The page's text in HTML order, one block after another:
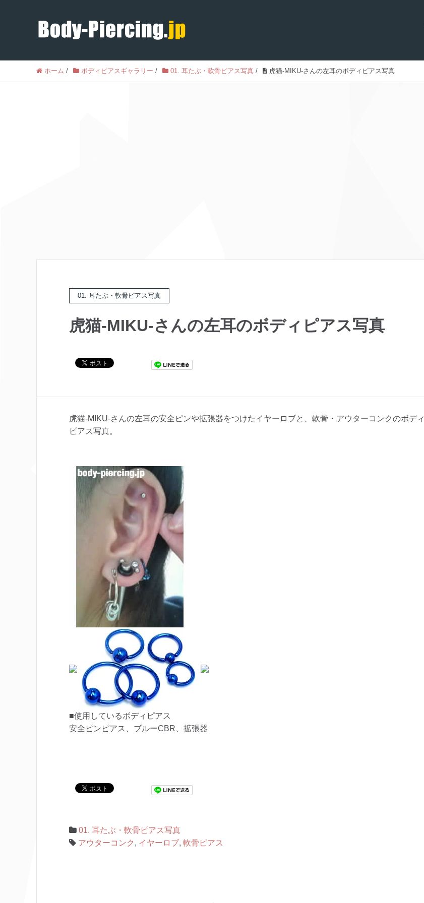
ホーム / ボディピアスギャラリー / 01. 耳たぶ・軟骨ピアス写真 / 虎猫-MIKU-さんの左耳のボディピアス写真
01. 耳たぶ・軟骨ピアス写真
虎猫-MIKU-さんの左耳のボディピアス写真
虎猫-MIKU-さんの左耳の安全ピンや拡張器をつけたイヤーロブと、軟骨・アウターコンクのボディ
ピアス写真。
■使用しているボディピアス
安全ピンピアス、ブルーCBR、拡張器
01. 耳たぶ・軟骨ピアス写真
アウターコンク , イヤーロブ, 軟骨ピアス